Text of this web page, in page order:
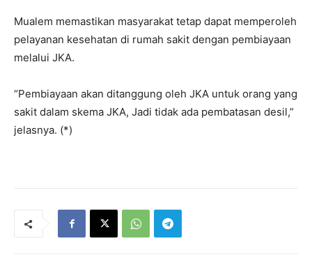
Mualem memastikan masyarakat tetap dapat memperoleh
pelayanan kesehatan di rumah sakit dengan pembiayaan
melalui JKA.
“Pembiayaan akan ditanggung oleh JKA untuk orang yang
sakit dalam skema JKA, Jadi tidak ada pembatasan desil,”
jelasnya. (*)